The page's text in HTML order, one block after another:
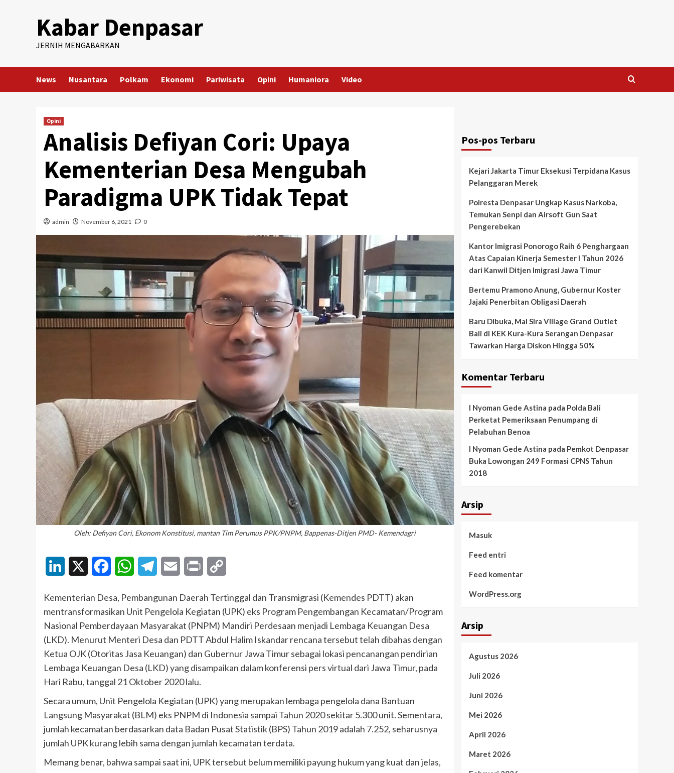
Kabar Denpasar
JERNIH MENGABARKAN
News Nusantara Polkam Ekonomi Pariwisata Opini Humaniora Video
Opini
Analisis Defiyan Cori: Upaya
Kementerian Desa Mengubah
Paradigma UPK Tidak Tepat
admin November 6, 2021 0
Oleh: Defiyan Cori, Ekonom Konstitusi, mantan Tim Perumus PPK/PNPM, Bappenas-Ditjen PMD- Kemendagri
LinkedIn FacebookWhatsAppTelegramEmail Print
Kementerian Desa, Pembangunan Daerah Tertinggal dan Transmigrasi (Kemendes PDTT) akan
mentransformasikan Unit Pengelola Kegiatan (UPK) eks Program Pengembangan Kecamatan/Program
Nasional Pemberdayaan Masyarakat (PNPM) Mandiri Perdesaan menjadi Lembaga Keuangan Desa
(LKD). Menurut Menteri Desa dan PDTT Abdul Halim Iskandar rencana tersebut telah dibahas dengan
Ketua OJK (Otoritas Jasa Keuangan) dan Gubernur Jawa Timur sebagai lokasi pencanangan pendirian
Lembaga Keuangan Desa (LKD) yang disampaikan dalam konferensi pers virtual dari Jawa Timur, pada
Hari Rabu, tanggal 21 Oktober 2020 lalu.
Secara umum, Unit Pengelola Kegiatan (UPK) yang merupakan lembaga pengelola dana Bantuan
Langsung Masyarakat (BLM) eks PNPM di Indonesia sampai Tahun 2020 sekitar 5.300 unit. Sementara,
jumlah kecamatan berdasarkan data Badan Pusat Statistik (BPS) Tahun 2019 adalah 7.252, seharusnya
jumlah UPK kurang lebih sama dengan jumlah kecamatan terdata.
Memang benar, bahwa sampai saat ini, UPK tersebut belum memiliki payung hukum yang kuat dan jelas,
Pos-pos Terbaru
Kejari Jakarta Timur Eksekusi Terpidana Kasus
Pelanggaran Merek
Polresta Denpasar Ungkap Kasus Narkoba,
Temukan Senpi dan Airsoft Gun Saat
Pengerebekan
Kantor Imigrasi Ponorogo Raih 6 Penghargaan
Atas Capaian Kinerja Semester I Tahun 2026
dari Kanwil Ditjen Imigrasi Jawa Timur
Bertemu Pramono Anung, Gubernur Koster
Jajaki Penerbitan Obligasi Daerah
Baru Dibuka, Mal Sira Village Grand Outlet
Bali di KEK Kura-Kura Serangan Denpasar
Tawarkan Harga Diskon Hingga 50%
Komentar Terbaru
I Nyoman Gede Astina pada Polda Bali
Perketat Pemeriksaan Penumpang di
Pelabuhan Benoa
I Nyoman Gede Astina pada Pemkot Denpasar
Buka Lowongan 249 Formasi CPNS Tahun
2018
Arsip
Masuk
Feed entri
Feed komentar
WordPress.org
Arsip
Agustus 2026
Juli 2026
Juni 2026
Mei 2026
April 2026
Maret 2026